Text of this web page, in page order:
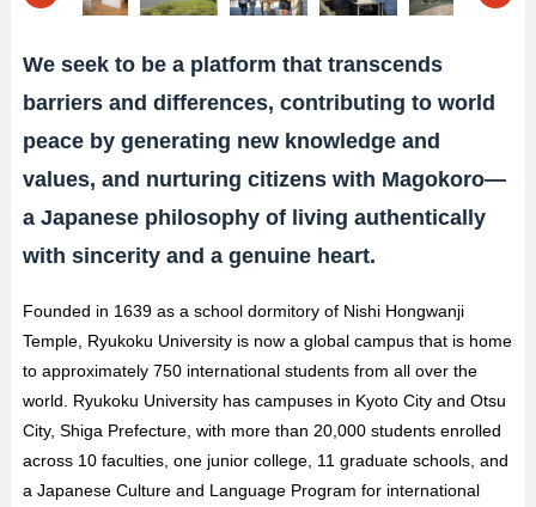
We seek to be a platform that transcends
barriers and differences, contributing to world
peace by generating new knowledge and
values, and nurturing citizens with Magokoro—
a Japanese philosophy of living authentically
with sincerity and a genuine heart.
Founded in 1639 as a school dormitory of Nishi Hongwanji
Temple, Ryukoku University is now a global campus that is home
to approximately 750 international students from all over the
world. Ryukoku University has campuses in Kyoto City and Otsu
City, Shiga Prefecture, with more than 20,000 students enrolled
across 10 faculties, one junior college, 11 graduate schools, and
a Japanese Culture and Language Program for international